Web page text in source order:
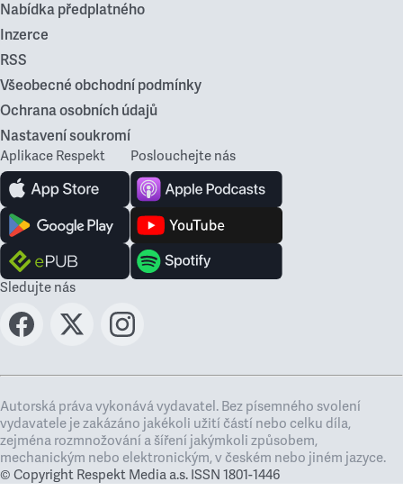
Nabídka předplatného
Inzerce
RSS
Všeobecné obchodní podmínky
Ochrana osobních údajů
Nastavení soukromí
Aplikace Respekt Poslouchejte nás
Sledujte nás
Autorská práva vykonává vydavatel. Bez písemného svolení
vydavatele je zakázáno jakékoli užití částí nebo celku díla,
zejména rozmnožování a šíření jakýmkoli způsobem,
mechanickým nebo elektronickým, v českém nebo jiném jazyce.
© Copyright Respekt Media a.s. ISSN 1801-1446